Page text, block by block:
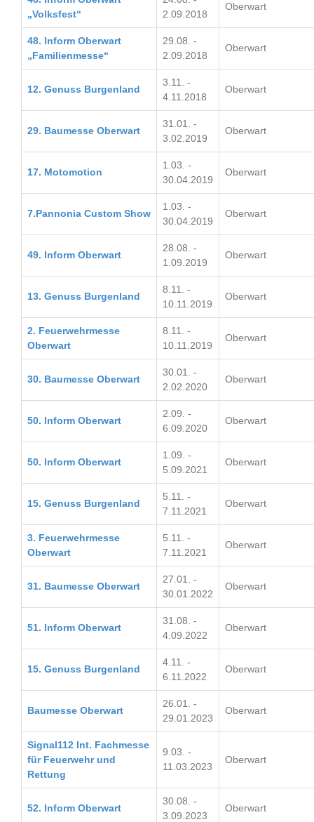
„Volksfest“
2.09.2018
Oberwart
48. Inform Oberwart
„Familienmesse“
29.08. -
2.09.2018
Oberwart
12. Genuss Burgenland
3.11. -
4.11.2018
Oberwart
29. Baumesse Oberwart
31.01. -
3.02.2019
Oberwart
17. Motomotion
1.03. -
30.04.2019
Oberwart
7.Pannonia Custom Show
1.03. -
30.04.2019
Oberwart
49. Inform Oberwart
28.08. -
1.09.2019
Oberwart
13. Genuss Burgenland
8.11. -
10.11.2019
Oberwart
2. Feuerwehrmesse
Oberwart
8.11. -
10.11.2019
Oberwart
30. Baumesse Oberwart
30.01. -
2.02.2020
Oberwart
50. Inform Oberwart
2.09. -
6.09.2020
Oberwart
50. Inform Oberwart
1.09. -
5.09.2021
Oberwart
15. Genuss Burgenland
5.11. -
7.11.2021
Oberwart
3. Feuerwehrmesse
Oberwart
5.11. -
7.11.2021
Oberwart
31. Baumesse Oberwart
27.01. -
30.01.2022
Oberwart
51. Inform Oberwart
31.08. -
4.09.2022
Oberwart
15. Genuss Burgenland
4.11. -
6.11.2022
Oberwart
Baumesse Oberwart
26.01. -
29.01.2023
Oberwart
Signal112 Int. Fachmesse
für Feuerwehr und
Rettung
9.03. -
11.03.2023
Oberwart
52. Inform Oberwart
30.08. -
3.09.2023
Oberwart